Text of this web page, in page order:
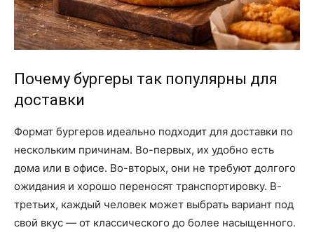
Почему бургеры так популярны для
доставки
Формат бургеров идеально подходит для доставки по
нескольким причинам. Во-первых, их удобно есть
дома или в офисе. Во-вторых, они не требуют долгого
ожидания и хорошо переносят транспортировку. В-
третьих, каждый человек может выбрать вариант под
свой вкус — от классического до более насыщенного.